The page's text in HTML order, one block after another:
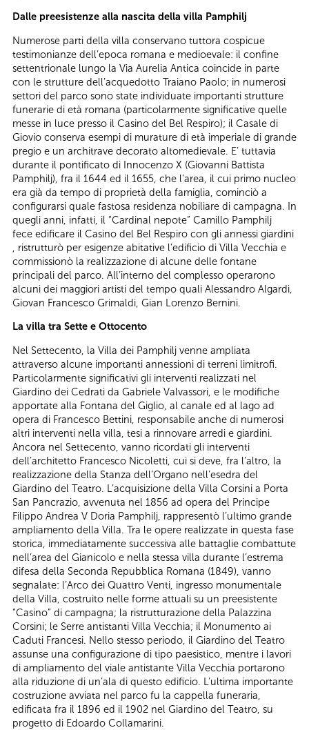
Dalle preesistenze alla nascita della villa Pamphilj
Numerose parti della villa conservano tuttora cospicue
testimonianze dell’epoca romana e medioevale: il confine
settentrionale lungo la Via Aurelia Antica coincide in parte
con le strutture dell’acquedotto Traiano Paolo; in numerosi
settori del parco sono state individuate importanti strutture
funerarie di età romana (particolarmente significative quelle
messe in luce presso il Casino del Bel Respiro); il Casale di
Giovio conserva esempi di murature di età imperiale di grande
pregio e un architrave decorato altomedievale. E’ tuttavia
durante il pontificato di Innocenzo X (Giovanni Battista
Pamphilj), fra il 1644 ed il 1655, che l’area, il cui primo nucleo
era già da tempo di proprietà della famiglia, cominciò a
configurarsi quale fastosa residenza nobiliare di campagna. In
quegli anni, infatti, il “Cardinal nepote” Camillo Pamphilj
fece edificare il Casino del Bel Respiro con gli annessi giardini
, ristrutturò per esigenze abitative l’edificio di Villa Vecchia e
commissionò la realizzazione di alcune delle fontane
principali del parco. All’interno del complesso operarono
alcuni dei maggiori artisti del tempo quali Alessandro Algardi,
Giovan Francesco Grimaldi, Gian Lorenzo Bernini.
La villa tra Sette e Ottocento
Nel Settecento, la Villa dei Pamphilj venne ampliata
attraverso alcune importanti annessioni di terreni limitrofi.
Particolarmente significativi gli interventi realizzati nel
Giardino dei Cedrati da Gabriele Valvassori, e le modifiche
apportate alla Fontana del Giglio, al canale ed al lago ad
opera di Francesco Bettini, responsabile anche di numerosi
altri interventi nella villa, tesi a rinnovare arredi e giardini.
Ancora nel Settecento, vanno ricordati gli interventi
dell’architetto Francesco Nicoletti, cui si deve, fra l’altro, la
realizzazione della Stanza dell’Organo nell’esedra del
Giardino del Teatro. L’acquisizione della Villa Corsini a Porta
San Pancrazio, avvenuta nel 1856 ad opera del Principe
Filippo Andrea V Doria Pamphilj, rappresentò l’ultimo grande
ampliamento della Villa. Tra le opere realizzate in questa fase
storica, immediatamente successiva alle battaglie combattute
nell’area del Gianicolo e nella stessa villa durante l’estrema
difesa della Seconda Repubblica Romana (1849), vanno
segnalate: l’Arco dei Quattro Venti, ingresso monumentale
della Villa, costruito nelle forme attuali su un preesistente
“Casino” di campagna; la ristrutturazione della Palazzina
Corsini; le Serre antistanti Villa Vecchia; il Monumento ai
Caduti Francesi. Nello stesso periodo, il Giardino del Teatro
assunse una configurazione di tipo paesistico, mentre i lavori
di ampliamento del viale antistante Villa Vecchia portarono
alla riduzione di un’ala di questo edificio. L’ultima importante
costruzione avviata nel parco fu la cappella funeraria,
edificata fra il 1896 ed il 1902 nel Giardino del Teatro, su
progetto di Edoardo Collamarini.